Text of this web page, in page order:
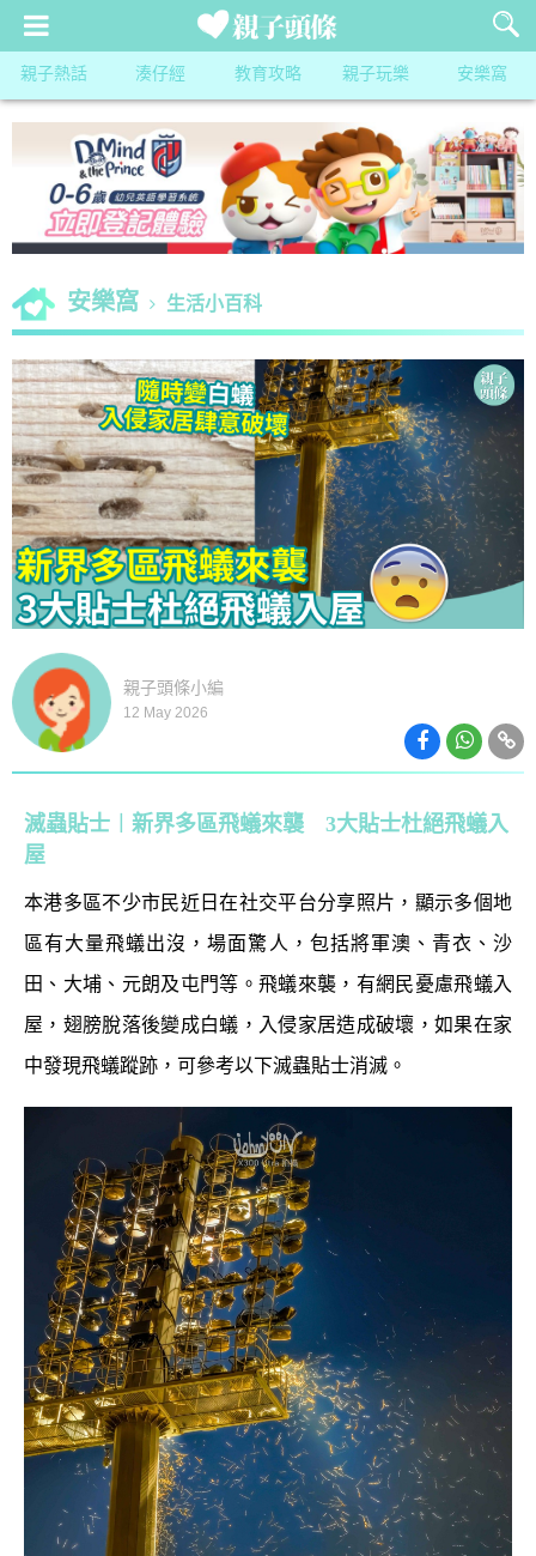
親子熱話 湊仔經 教育攻略 親子玩樂 安樂窩
安樂窩 生活小百科
親子頭條小編
12 May 2026
滅蟲貼士︱新界多區飛蟻來襲 3大貼士杜絕飛蟻入
屋
本港多區不少市民近日在社交平台分享照片，顯示多個地
區有大量飛蟻出沒，場面驚人，包括將軍澳、青衣、沙
田、大埔、元朗及屯門等。飛蟻來襲，有網民憂慮飛蟻入
屋，翅膀脫落後變成白蟻，入侵家居造成破壞，如果在家
中發現飛蟻蹤跡，可參考以下滅蟲貼士消滅。